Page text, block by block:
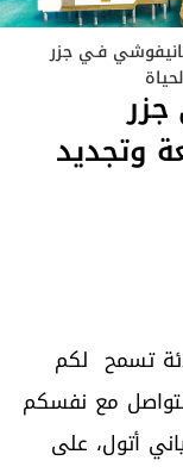
فـي جزر
وتجديد
تسمح لكم
مع نفسكم
أتول، على